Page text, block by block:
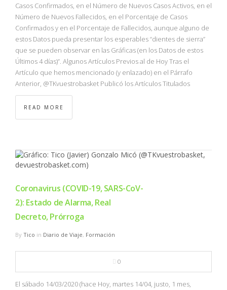
Casos Confirmados, en el Número de Nuevos Casos Activos, en el
Número de Nuevos Fallecidos, en el Porcentaje de Casos
Confirmados y en el Porcentaje de Fallecidos, aunque alguno de
estos Datos pueda presentar los esperables “dientes de sierra”
que se pueden observar en las Gráficas (en los Datos de estos
Últimos 4 días)”. Algunos Artículos Previos al de Hoy Tras el
Artículo que hemos mencionado (y enlazado) en el Párrafo
Anterior, @TKvuestrobasket Publicó los Artículos Titulados
READ MORE
Coronavirus (COVID-19, SARS-CoV-
2): Estado de Alarma, Real
Decreto, Prórroga
By Tico in Diario de Viaje, Formación
0
El sábado 14/03/2020 (hace Hoy, martes 14/04, justo, 1 mes,